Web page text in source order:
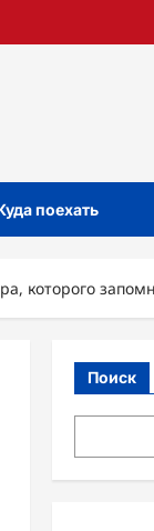
поехать
которого
Поиск